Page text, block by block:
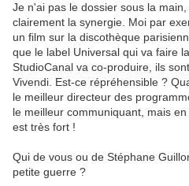
Je n'ai pas le dossier sous la
clairement la synergie. Moi par
un film sur la discothèque
que le label Universal qui va faire
StudioCanal va co-produire, ils
Vivendi. Est-ce répréhensible ?
le meilleur directeur des
le meilleur communiquant, mais
est très fort !
Qui de vous ou de Stéphane
petite guerre ?